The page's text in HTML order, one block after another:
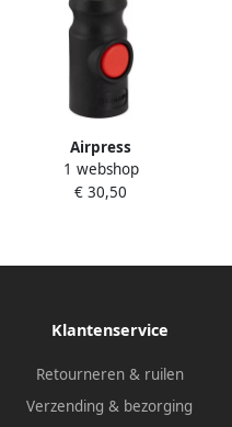
Airpress
Veiligheidskoppeling Type
Euro 12 mm slangaansluiting
1 webshop
€ 30,50
Klantenservice
Retourneren & ruilen
Verzending & bezorging